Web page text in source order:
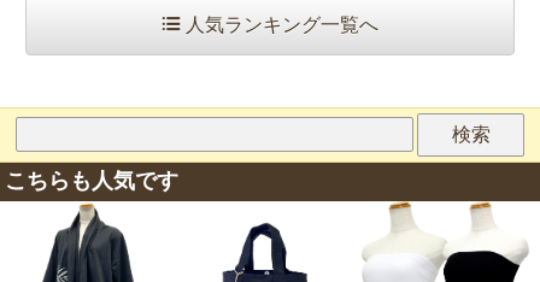
人気ランキング一覧へ
こちらも人気です